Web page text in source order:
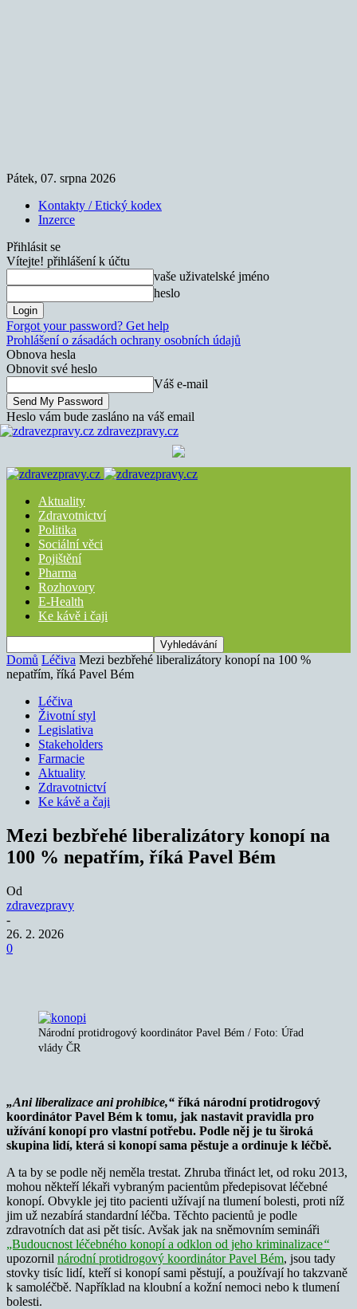
Pátek, 07. srpna 2026
Kontakty / Etický kodex
Inzerce
Přihlásit se
Vítejte! přihlášení k účtu
vaše uživatelské jméno
heslo
Forgot your password? Get help
Prohlášení o zásadách ochrany osobních údajů
Obnova hesla
Obnovit své heslo
Váš e-mail
Heslo vám bude zasláno na váš email
zdravezpravy.cz
Aktuality
Zdravotnictví
Politika
Sociální věci
Pojištění
Pharma
Rozhovory
E-Health
Ke kávě i čaji
Domů Léčiva Mezi bezbřehé liberalizátory konopí na 100 %
nepatřím, říká Pavel Bém
Léčiva
Životní styl
Legislativa
Stakeholders
Farmacie
Aktuality
Zdravotnictví
Ke kávě a čaji
Mezi bezbřehé liberalizátory konopí na
100 % nepatřím, říká Pavel Bém
Od
zdravezpravy
-
26. 2. 2026
0
Národní protidrogový koordinátor Pavel Bém / Foto: Úřad
vlády ČR
„Ani liberalizace ani prohibice,“ říká národní protidrogový
koordinátor Pavel Bém k tomu, jak nastavit pravidla pro
užívání konopí pro vlastní potřebu. Podle něj je tu široká
skupina lidí, která si konopí sama pěstuje a ordinuje k léčbě.
A ta by se podle něj neměla trestat. Zhruba třináct let, od roku 2013,
mohou někteří lékaři vybraným pacientům předepisovat léčebné
konopí. Obvykle jej tito pacienti užívají na tlumení bolesti, proti níž
jim už nezabírá standardní léčba. Těchto pacientů je podle
zdravotních dat asi pět tisíc. Avšak jak na sněmovním semináři
„Budoucnost léčebného konopí a odklon od jeho kriminalizace“
upozornil národní protidrogový koordinátor Pavel Bém, jsou tady
stovky tisíc lidí, kteří si konopí sami pěstují, a používají ho takzvaně
k samoléčbě. Například na kloubní a kožní nemoci nebo k tlumení
bolesti.